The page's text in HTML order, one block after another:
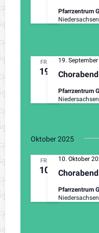
Pfarrzentrum
FR.
19 Chorabend
19.
Pfarrzentrum
Oktober 2025
FR.
10 Chorabend
10. Oktober
Pfarrzentrum